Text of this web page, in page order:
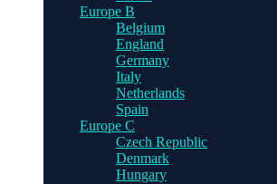
Europe B
Belgium
England
Germany
Italy
Netherlands
Spain
Europe C
Czech Republic
Denmark
Hungary